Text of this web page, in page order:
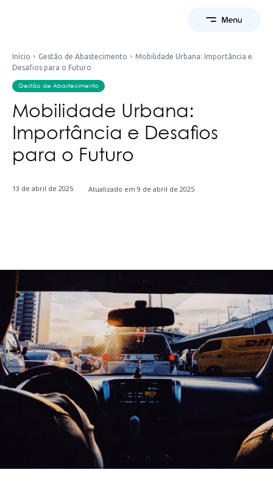
Início Gestão de Abastecimento
Mobilidade Urbana: Importância e
Desafios para o Futuro
Gestão de Abastecimento
Mobilidade Urbana:
Importância e Desafios
para o Futuro
13 de abril de 2025 Atualizado em 9 de abril de 2025